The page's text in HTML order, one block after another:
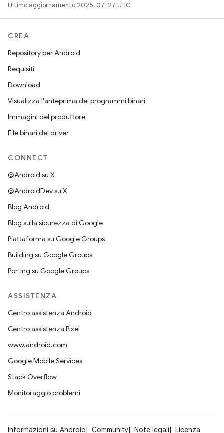
Ultimo aggiornamento 2025-07-27 UTC.
CREA
Repository per Android
Requisiti
Download
Visualizza l'anteprima dei programmi binari
Immagini del produttore
File binari del driver
CONNECT
@Android su X
@AndroidDev su X
Blog Android
Blog sulla sicurezza di Google
Piattaforma su Google Groups
Building su Google Groups
Porting su Google Groups
ASSISTENZA
Centro assistenza Android
Centro assistenza Pixel
www.android.com
Google Mobile Services
Stack Overflow
Monitoraggio problemi
Informazioni su Android Community Note legali Licenza